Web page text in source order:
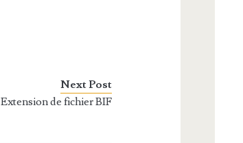
Next Post
Extension de fichier BIF